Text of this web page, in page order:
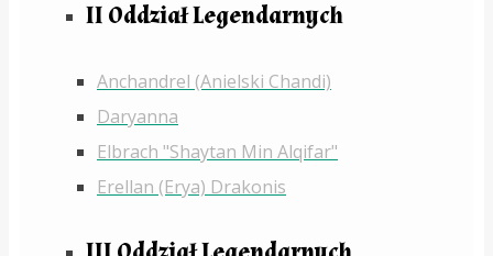
II Oddział Legendarnych
Anchandrel (Anielski Chandi)
Daryanna
Elbrach "Shaytan Min Alqifar"
Erellan (Erya) Drakonis